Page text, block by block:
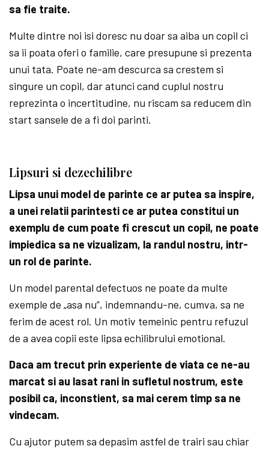
sa fie traite.
Multe dintre noi isi doresc nu doar sa aiba un copil ci
sa ii poata oferi o familie, care presupune si prezenta
unui tata. Poate ne-am descurca sa crestem si
singure un copil, dar atunci cand cuplul nostru
reprezinta o incertitudine, nu riscam sa reducem din
start sansele de a fi doi parinti.
Lipsuri si dezechilibre
Lipsa unui model de parinte ce ar putea sa inspire,
a unei relatii parintesti ce ar putea constitui un
exemplu de cum poate fi crescut un copil, ne poate
impiedica sa ne vizualizam, la randul nostru, intr-
un rol de parinte.
Un model parental defectuos ne poate da multe
exemple de „asa nu”, indemnandu-ne, cumva, sa ne
ferim de acest rol. Un motiv temeinic pentru refuzul
de a avea copii este lipsa echilibrului emotional.
Daca am trecut prin experiente de viata ce ne-au
marcat si au lasat rani in sufletul nostrum, este
posibil ca, inconstient, sa mai cerem timp sa ne
vindecam.
Cu ajutor putem sa depasim astfel de trairi sau chiar